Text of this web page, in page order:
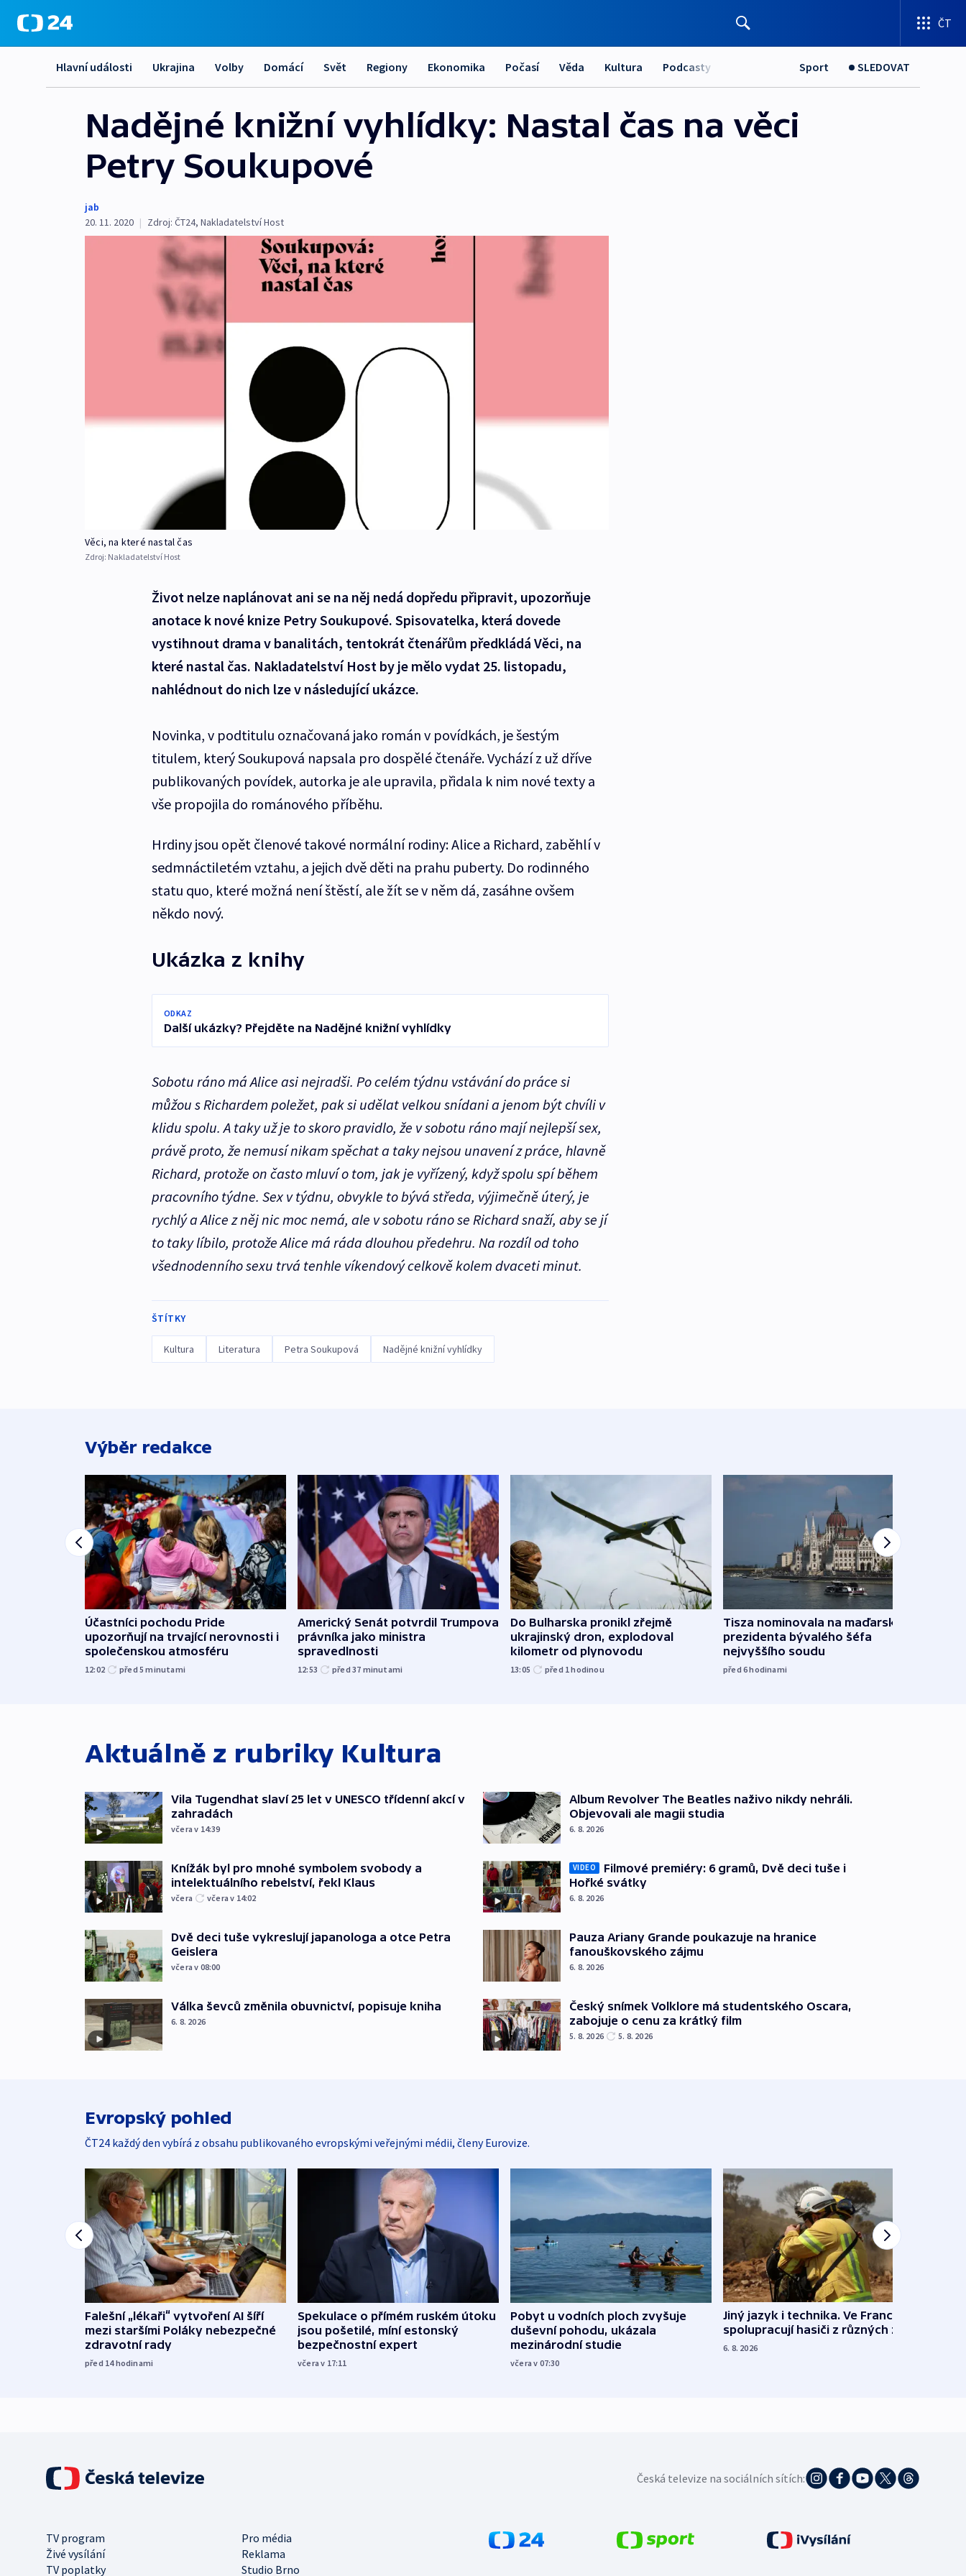
ČT
Hlavní události Ukrajina Volby Domácí Svět Regiony Ekonomika Počasí Věda Kultura Podcasty Sport SLEDOVAT
Nadějné knižní vyhlídky: Nastal čas na věci
Petry Soukupové
jab
20. 11. 2020 | Zdroj: ČT24, Nakladatelství Host
Věci, na které nastal čas
Zdroj: Nakladatelství Host
Život nelze naplánovat ani se na něj nedá dopředu připravit, upozorňuje
anotace k nové knize Petry Soukupové. Spisovatelka, která dovede
vystihnout drama v banalitách, tentokrát čtenářům předkládá Věci, na
které nastal čas. Nakladatelství Host by je mělo vydat 25. listopadu,
nahlédnout do nich lze v následující ukázce.
Novinka, v podtitulu označovaná jako román v povídkách, je šestým
titulem, který Soukupová napsala pro dospělé čtenáře. Vychází z už dříve
publikovaných povídek, autorka je ale upravila, přidala k nim nové texty a
vše propojila do románového příběhu.
Hrdiny jsou opět členové takové normální rodiny: Alice a Richard, zaběhlí v
sedmnáctiletém vztahu, a jejich dvě děti na prahu puberty. Do rodinného
statu quo, které možná není štěstí, ale žít se v něm dá, zasáhne ovšem
někdo nový.
Ukázka z knihy
ODKAZ
Další ukázky? Přejděte na Nadějné knižní vyhlídky
Sobotu ráno má Alice asi nejradši. Po celém týdnu vstávání do práce si
můžou s Richardem poležet, pak si udělat velkou snídani a jenom být chvíli v
klidu spolu. A taky už je to skoro pravidlo, že v sobotu ráno mají nejlepší sex,
právě proto, že nemusí nikam spěchat a taky nejsou unavení z práce, hlavně
Richard, protože on často mluví o tom, jak je vyřízený, když spolu spí během
pracovního týdne. Sex v týdnu, obvykle to bývá středa, výjimečně úterý, je
rychlý a Alice z něj nic moc nemá, ale v sobotu ráno se Richard snaží, aby se jí
to taky líbilo, protože Alice má ráda dlouhou předehru. Na rozdíl od toho
všednodenního sexu trvá tenhle víkendový celkově kolem dvaceti minut.
ŠTÍTKY
Kultura Literatura Petra Soukupová Nadějné knižní vyhlídky
Výběr redakce
Účastníci pochodu Pride
upozorňují na trvající nerovnosti i
společenskou atmosféru
12:02 před 5minutami
Americký Senát potvrdil Trumpova
právníka jako ministra
spravedlnosti
12:53 před 37 minutami
Do Bulharska pronikl zřejmě
ukrajinský dron, explodoval
kilometr od plynovodu
13:05 před 1hodinou
Tisza nominovala na maďarského
prezidenta bývalého šéfa
nejvyššího soudu
před 6hodinami
Aktuálně z rubriky Kultura
Vila Tugendhat slaví 25 let v UNESCO třídenní akcí v
zahradách
včera v 14:39
Knížák byl pro mnohé symbolem svobody a
intelektuálního rebelství, řekl Klaus
včera včera v 14:02
Dvě deci tuše vykreslují japanologa a otce Petra
Geislera
včera v 08:00
Válka ševců změnila obuvnictví, popisuje kniha
6. 8. 2026
Album Revolver The Beatles naživo nikdy nehráli.
Objevovali ale magii studia
6. 8. 2026
VIDEO
Filmové premiéry: 6 gramů, Dvě deci tuše i
Hořké svátky
6. 8. 2026
Pauza Ariany Grande poukazuje na hranice
fanouškovského zájmu
6. 8. 2026
Český snímek Volklore má studentského Oscara,
zabojuje o cenu za krátký film
5. 8. 2026 5. 8. 2026
Evropský pohled
ČT24 každý den vybírá z obsahu publikovaného evropskými veřejnými médii, členy Eurovize.
Falešní „lékaři“ vytvoření AI šíří
mezi staršími Poláky nebezpečné
zdravotní rady
před 14hodinami
Spekulace o přímém ruském útoku
jsou pošetilé, míní estonský
bezpečnostní expert
včera v 17:11
Pobyt u vodních ploch zvyšuje
duševní pohodu, ukázala
mezinárodní studie
včera v 07:30
Jiný jazyk i technika. Ve Francii
spolupracují hasiči z různých zemí
6. 8. 2026
Česká televize na sociálních sítích:
TV program
Pro média
Živé vysílání
Reklama
TV poplatky
Studio Brno